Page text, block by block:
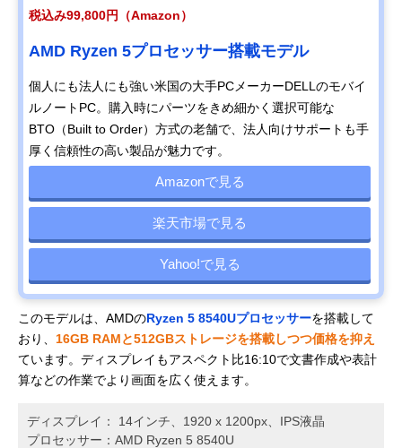
税込み99,800円（Amazon）
AMD Ryzen 5プロセッサー搭載モデル
個人にも法人にも強い米国の大手PCメーカーDELLのモバイ
ルノートPC。購入時にパーツをきめ細かく選択可能な
BTO（Built to Order）方式の老舗で、法人向けサポートも手
厚く信頼性の高い製品が魅力です。
Amazonで見る
楽天市場で見る
Yahoo!で見る
このモデルは、AMDのRyzen 5 8540Uプロセッサーを搭載して
おり、 16GB RAMと512GBストレージを搭載しつつ価格を抑え
ています。ディスプレイもアスペクト比16:10で文書作成や表計
算などの作業でより画面を広く使えます。
ディスプレイ： 14インチ、1920 x 1200px、IPS液晶
プロセッサー：AMD Ryzen 5 8540U